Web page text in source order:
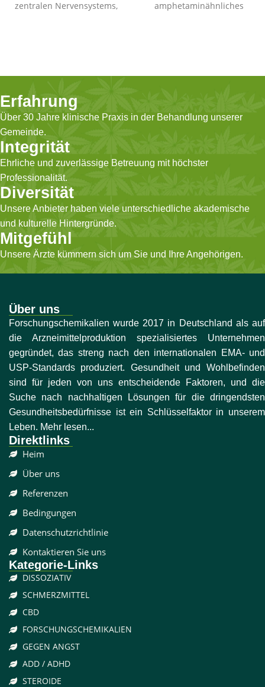
zentralen Nervensystems,
zu 12 Stunden an und trägt
dazu bei, die Konzentration
zu verbessern und
Impulsivität sowie
Hyperaktivität zu
reduzieren.
amphetaminähnliches
Kombination mit einer
körperlicher Aktivität für
verschrieben.
Erfahrung
Über 30 Jahre klinische Praxis in der Behandlung unserer
Gemeinde.
Integrität
Ehrliche und zuverlässige Betreuung mit höchster
Professionalität.
Diversität
Unsere Anbieter haben viele unterschiedliche akademische
und kulturelle Hintergründe.
Mitgefühl
Unsere Ärzte kümmern sich um Sie und Ihre Angehörigen.
Über uns
Forschungschemikalien wurde 2017 in Deutschland als auf
die Arzneimittelproduktion spezialisiertes Unternehmen
gegründet, das streng nach den internationalen EMA- und
USP-Standards produziert. Gesundheit und Wohlbefinden
sind für jeden von uns entscheidende Faktoren, und die
Suche nach nachhaltigen Lösungen für die dringendsten
Gesundheitsbedürfnisse ist ein Schlüsselfaktor in unserem
Leben. Mehr lesen...
Direktlinks
Heim
Über uns
Referenzen
Bedingungen
Datenschutzrichtlinie
Kontaktieren Sie uns
Kategorie-Links
DISSOZIATIV
SCHMERZMITTEL
CBD
FORSCHUNGSCHEMIKALIEN
GEGEN ANGST
ADD / ADHD
STEROIDE